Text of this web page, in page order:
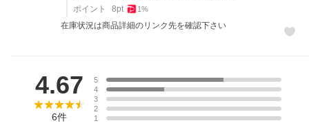
ポイント
8pt 1%
在庫状況は商品詳細のリンク先を確認下さい
4.67
6件
5
4
3
2
1